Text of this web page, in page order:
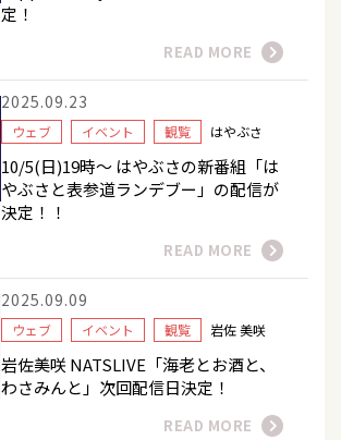
定！
READ MORE
2025.09.23
ウェブ イベント 観覧 はやぶさ
10/5(日)19時～ はやぶさの新番組「は
やぶさと表参道ランデブー」の配信が
決定！！
READ MORE
2025.09.09
ウェブ イベント 観覧 岩佐 美咲
岩佐美咲 NATSLIVE「海老とお酒と、
わさみんと」次回配信日決定！
READ MORE